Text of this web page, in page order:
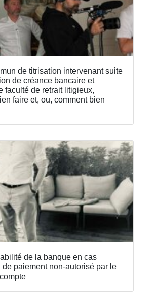
de titrisation intervenant suite
de créance bancaire et
faculté de retrait litigieux,
faire et, ou, comment bien
de la banque en cas
de paiement non-autorisé par le